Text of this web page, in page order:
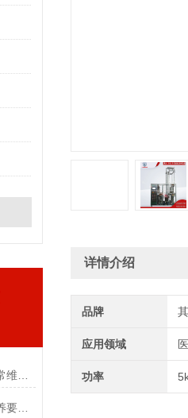
不锈钢精馏装置的日常维护与保养要点，保障设备耐腐蚀性能与长期稳定运行效率
详情介绍
品牌
应用领域
功率